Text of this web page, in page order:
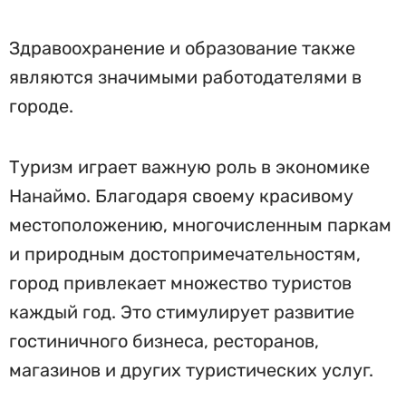
Здравоохранение и образование также
являются значимыми работодателями в
городе.
Туризм играет важную роль в экономике
Нанаймо. Благодаря своему красивому
местоположению, многочисленным паркам
и природным достопримечательностям,
город привлекает множество туристов
каждый год. Это стимулирует развитие
гостиничного бизнеса, ресторанов,
магазинов и других туристических услуг.